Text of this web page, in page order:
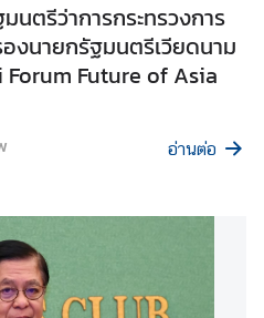
นตรีว่าการกระทรวงการ
งนายกรัฐมนตรีเวียดนาม
Forum Future of Asia
อ่านต่อ